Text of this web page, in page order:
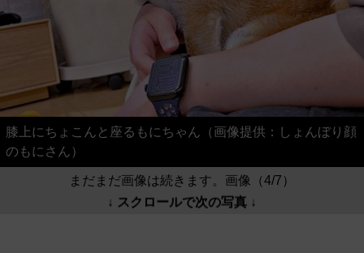
膝上にちょこんと座るもにちゃん（画像提供：しょんぼり顔
のもにさん）
まだまだ画像は続きます。画像（4/7）
↓ スクロールで次の写真 ↓